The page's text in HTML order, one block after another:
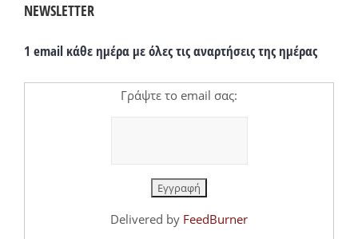
NEWSLETTER
1 email κάθε ημέρα με όλες τις αναρτήσεις της ημέρας
Γράψτε το email σας:
Delivered by FeedBurner